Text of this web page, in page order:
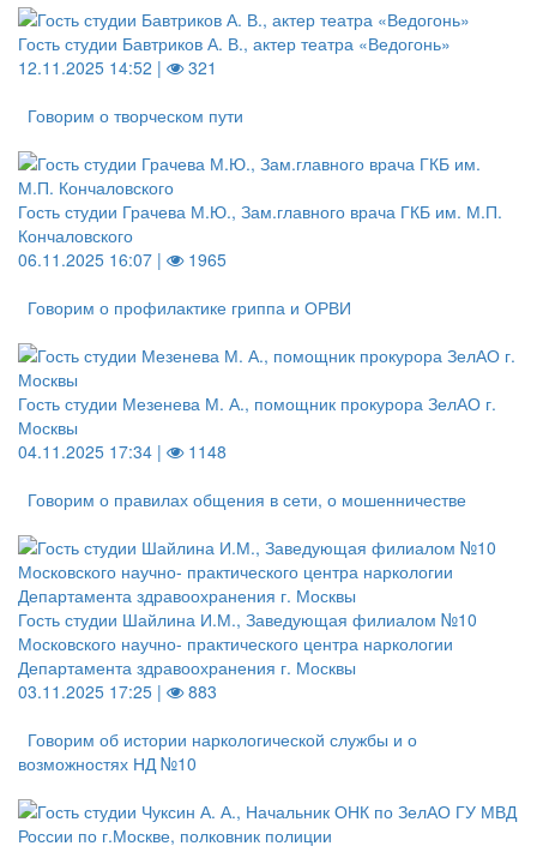
Гость студии Бавтриков А. В., актер театра «Ведогонь»
12.11.2025 14:52 |
321
Говорим о творческом пути
Гость студии Грачева М.Ю., Зам.главного врача ГКБ им. М.П.
Кончаловского
06.11.2025 16:07 |
1965
Говорим о профилактике гриппа и ОРВИ
Гость студии Мезенева М. А., помощник прокурора ЗелАО г.
Москвы
04.11.2025 17:34 |
1148
Говорим о правилах общения в сети, о мошенничестве
Гость студии Шайлина И.М., Заведующая филиалом №10
Московского научно- практического центра наркологии
Департамента здравоохранения г. Москвы
03.11.2025 17:25 |
883
Говорим об истории наркологической службы и о
возможностях НД №10